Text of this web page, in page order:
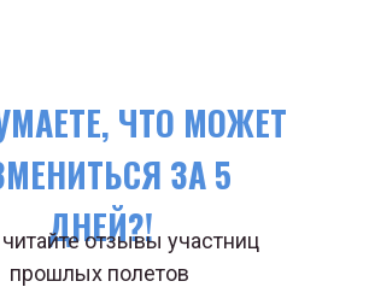
ЧТО МОЖЕТ
ЗА 5
ДНЕЙ?!
отзывы участниц
прошлых полетов